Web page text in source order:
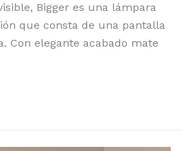
Bigger es una lámpara
que consta de una pantalla
Con elegante acabado mate